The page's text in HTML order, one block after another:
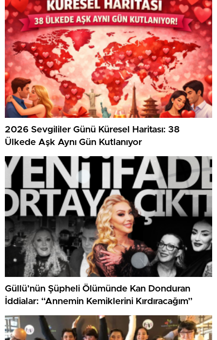
2026 Sevgililer Günü Küresel Haritası: 38
Ülkede Aşk Aynı Gün Kutlanıyor
Güllü’nün Şüpheli Ölümünde Kan Donduran
İddialar: “Annemin Kemiklerini Kırdıracağım”